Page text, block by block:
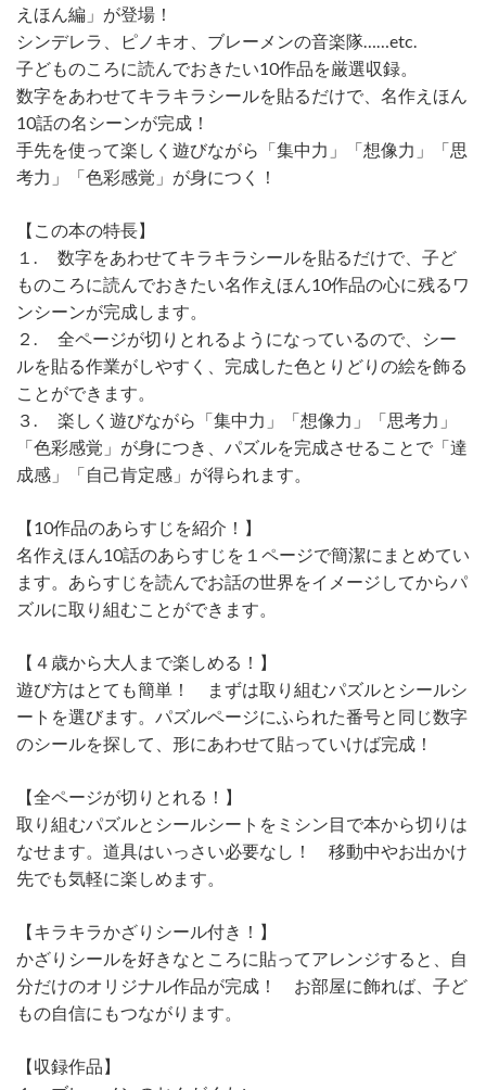
えほん編」が登場！
シンデレラ、ピノキオ、ブレーメンの音楽隊……etc.
子どものころに読んでおきたい10作品を厳選収録。
数字をあわせてキラキラシールを貼るだけで、名作えほん
10話の名シーンが完成！
手先を使って楽しく遊びながら「集中力」「想像力」「思
考力」「色彩感覚」が身につく！
【この本の特長】
１. 数字をあわせてキラキラシールを貼るだけで、子ど
ものころに読んでおきたい名作えほん10作品の心に残るワ
ンシーンが完成します。
２. 全ページが切りとれるようになっているので、シー
ルを貼る作業がしやすく、完成した色とりどりの絵を飾る
ことができます。
３. 楽しく遊びながら「集中力」「想像力」「思考力」
「色彩感覚」が身につき、パズルを完成させることで「達
成感」「自己肯定感」が得られます。
【10作品のあらすじを紹介！】
名作えほん10話のあらすじを１ページで簡潔にまとめてい
ます。あらすじを読んでお話の世界をイメージしてからパ
ズルに取り組むことができます。
【４歳から大人まで楽しめる！】
遊び方はとても簡単！ まずは取り組むパズルとシールシ
ートを選びます。パズルページにふられた番号と同じ数字
のシールを探して、形にあわせて貼っていけば完成！
【全ページが切りとれる！】
取り組むパズルとシールシートをミシン目で本から切りは
なせます。道具はいっさい必要なし！ 移動中やお出かけ
先でも気軽に楽しめます。
【キラキラかざりシール付き！】
かざりシールを好きなところに貼ってアレンジすると、自
分だけのオリジナル作品が完成！ お部屋に飾れば、子ど
もの自信にもつながります。
【収録作品】